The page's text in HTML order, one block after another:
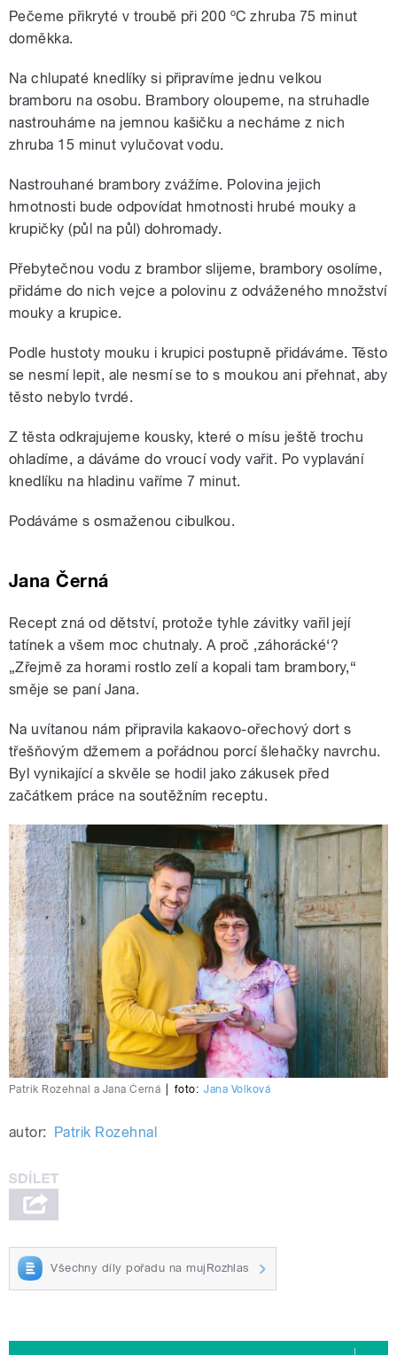
Pečeme přikryté v troubě při 200 ºC zhruba 75 minut
doměkka.
Na chlupaté knedlíky si připravíme jednu velkou
bramboru na osobu. Brambory oloupeme, na struhadle
nastrouháme na jemnou kašičku a necháme z nich
zhruba 15 minut vylučovat vodu.
Nastrouhané brambory zvážíme. Polovina jejich
hmotnosti bude odpovídat hmotnosti hrubé mouky a
krupičky (půl na půl) dohromady.
Přebytečnou vodu z brambor slijeme, brambory osolíme,
přidáme do nich vejce a polovinu z odváženého množství
mouky a krupice.
Podle hustoty mouku i krupici postupně přidáváme. Těsto
se nesmí lepit, ale nesmí se to s moukou ani přehnat, aby
těsto nebylo tvrdé.
Z těsta odkrajujeme kousky, které o mísu ještě trochu
ohladíme, a dáváme do vroucí vody vařit. Po vyplavání
knedlíku na hladinu vaříme 7 minut.
Podáváme s osmaženou cibulkou.
Jana Černá
Recept zná od dětství, protože tyhle závitky vařil její
tatínek a všem moc chutnaly. A proč ‚záhorácké‘?
„Zřejmě za horami rostlo zelí a kopali tam brambory,“
směje se paní Jana.
Na uvítanou nám připravila kakaovo-ořechový dort s
třešňovým džemem a pořádnou porcí šlehačky navrchu.
Byl vynikající a skvěle se hodil jako zákusek před
začátkem práce na soutěžním receptu.
Patrik Rozehnal a Jana Černá foto: Jana Volková
autor: Patrik Rozehnal
Všechny díly pořadu na mujRozhlas